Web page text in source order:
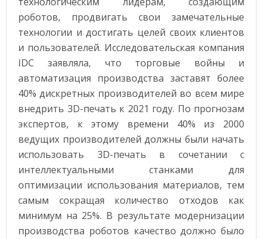
роботов, продвигать свои замечательные
технологии и достигать целей своих клиентов
и пользователей. Исследовательская компания
IDC заявляла, что торговые войны и
автоматизация производства заставят более
40% дискретных производителей во всем мире
внедрить 3D-печать к 2021 году. По прогнозам
экспертов, к этому времени 40% из 2000
ведущих производителей должны были начать
использовать 3D-печать в сочетании с
интеллектуальными станками для
оптимизации использования материалов, тем
самым сокращая количество отходов как
минимум на 25%. В результате модернизации
производства роботов качество должно было